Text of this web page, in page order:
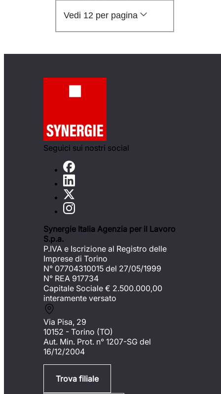
Vedi 12 per pagina
Seguici sui nostri social
Synergie Italia Agenzia per il Lavoro
S.p.a.
P.IVA e Iscrizione al Registro delle
Imprese di Torino
N° 07704310015 del 27/05/1999
N° REA 917734
Capitale Sociale € 2.500.000,00
interamente versato
Via Pisa, 29
10152 - Torino (TO)
Aut. Min. Prot. n° 1207-SG del
16/12/2004
Trova filiale